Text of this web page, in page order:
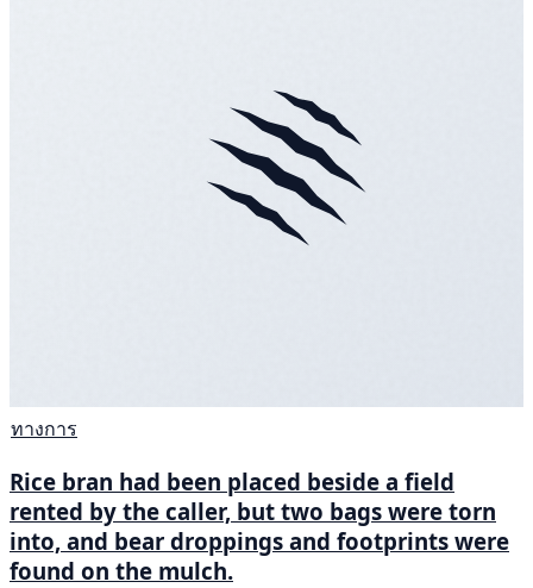
ทางการ
Rice bran had been placed beside a field
rented by the caller, but two bags were torn
into, and bear droppings and footprints were
found on the mulch.